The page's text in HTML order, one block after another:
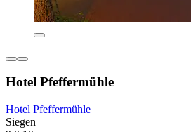
Hotel Pfeffermühle
Hotel Pfeffermühle
Siegen